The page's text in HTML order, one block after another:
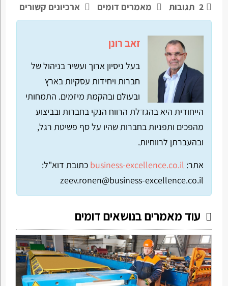
2 תגובות מאמרים דומים ארכיונים קשורים
זאב רונן
בעל ניסיון ארוך ועשיר בניהול של
חברות ויחידות עסקיות בארץ
ובעולם ובהקמת מיזמים. התמחותי
הייחודית היא בהגדלת הרווח הנקי בחברות ובביצוע
מהפכים ותפניות בחברות שהיו על סף פשיטת רגל,
ובהעברתן לרווחיות.
אתר: business-excellence.co.il כתובת דוא"ל:
zeev.ronen@business-excellence.co.il
עוד מאמרים בנושאים דומים